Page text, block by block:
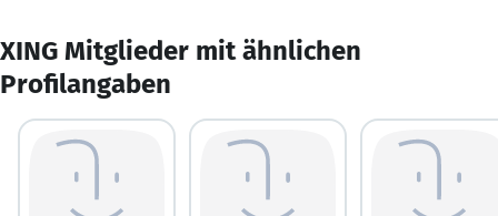
XING Mitglieder mit ähnlichen
Profilangaben